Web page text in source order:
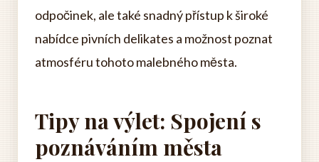
odpočinek, ale také snadný přístup k široké
nabídce pivních delikates a možnost poznat
atmosféru tohoto malebného města.
Tipy na výlet: Spojení s
poznáváním města